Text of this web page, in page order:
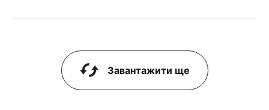
Завантажити ще